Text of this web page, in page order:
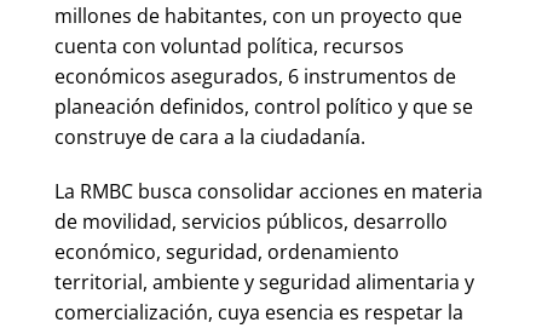
millones de habitantes, con un proyecto que
cuenta con voluntad política, recursos
económicos asegurados, 6 instrumentos de
planeación definidos, control político y que se
construye de cara a la ciudadanía.
La RMBC busca consolidar acciones en materia
de movilidad, servicios públicos, desarrollo
económico, seguridad, ordenamiento
territorial, ambiente y seguridad alimentaria y
comercialización, cuya esencia es respetar la